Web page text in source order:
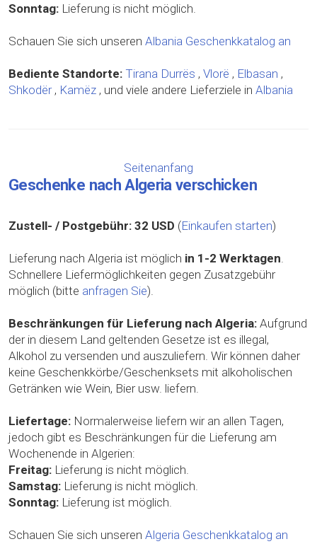
Sonntag: Lieferung is nicht möglich.
Schauen Sie sich unseren Albania Geschenkkatalog an
Bediente Standorte: Tirana Durrës , Vlorë , Elbasan ,
Shkodër, Kamëz , und viele andere Lieferziele in Albania
Seitenanfang
Geschenke nach Algeria verschicken
Zustell- / Postgebühr: 32 USD (Einkaufen starten)
Lieferung nach Algeria ist möglich in 1-2 Werktagen.
Schnellere Liefermöglichkeiten gegen Zusatzgebühr
möglich (bitte anfragen Sie).
Beschränkungen für Lieferung nach Algeria: Aufgrund
der in diesem Land geltenden Gesetze ist es illegal,
Alkohol zu versenden und auszuliefern. Wir können daher
keine Geschenkkörbe/Geschenksets mit alkoholischen
Getränken wie Wein, Bier usw. liefern.
Liefertage: Normalerweise liefern wir an allen Tagen,
jedoch gibt es Beschränkungen für die Lieferung am
Wochenende in Algerien:
Freitag: Lieferung is nicht möglich.
Samstag: Lieferung is nicht möglich.
Sonntag: Lieferung ist möglich.
Schauen Sie sich unseren Algeria Geschenkkatalog an